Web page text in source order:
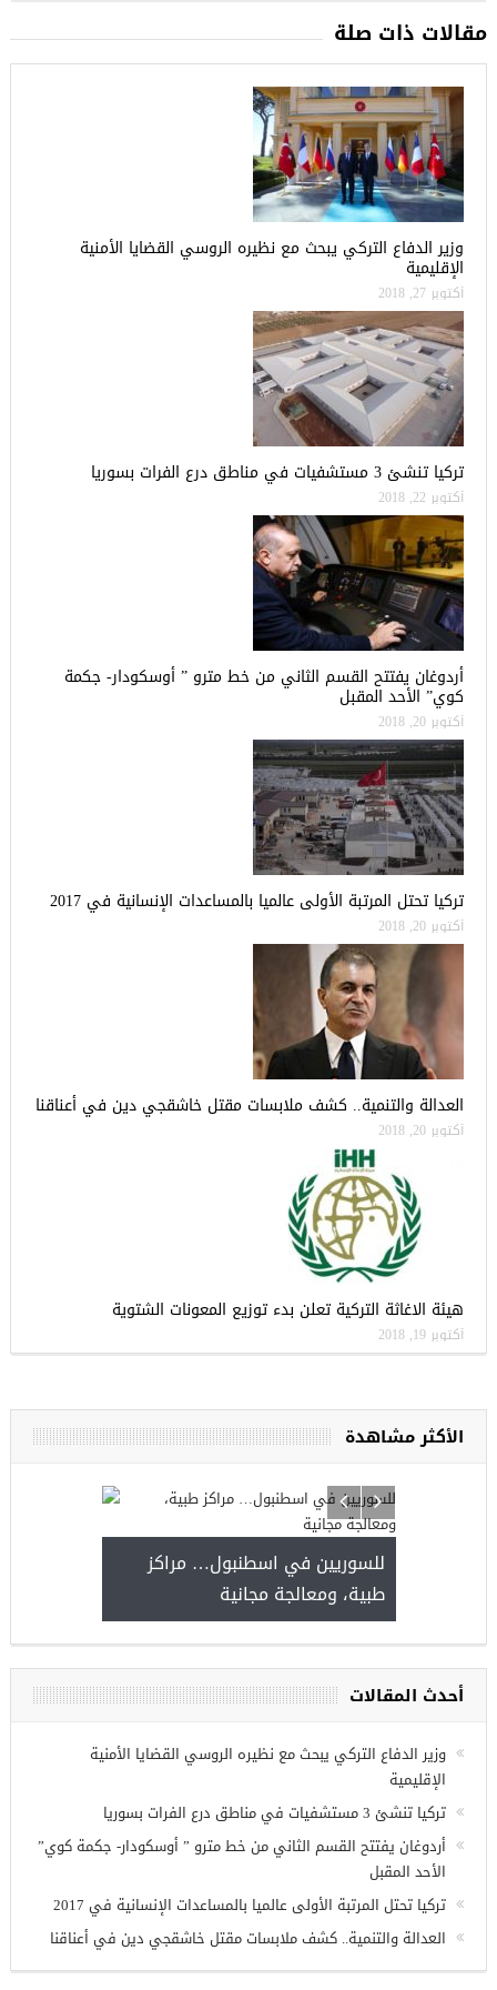
مقالات ذات صلة
وزير الدفاع التركي يبحث مع نظيره الروسي القضايا الأمنية
الإقليمية
أكتوبر 27, 2018
تركيا تنشئ 3 مستشفيات في مناطق درع الفرات بسوريا
أكتوبر 22, 2018
أردوغان يفتتح القسم الثاني من خط مترو ” أوسكودار- جكمة
كوي” الأحد المقبل
أكتوبر 20, 2018
تركيا تحتل المرتبة الأولى عالميا بالمساعدات الإنسانية في 2017
أكتوبر 20, 2018
العدالة والتنمية.. كشف ملابسات مقتل خاشقجي دين في أعناقنا
أكتوبر 20, 2018
هيئة الاغاثة التركية تعلن بدء توزيع المعونات الشتوية
أكتوبر 19, 2018
الأكثر مشاهدة
مجموعة فرص عمل للسوريين في
أحدث المقالات
وزير الدفاع التركي يبحث مع نظيره الروسي القضايا الأمنية
الإقليمية
تركيا تنشئ 3 مستشفيات في مناطق درع الفرات بسوريا
أردوغان يفتتح القسم الثاني من خط مترو ” أوسكودار- جكمة كوي”
الأحد المقبل